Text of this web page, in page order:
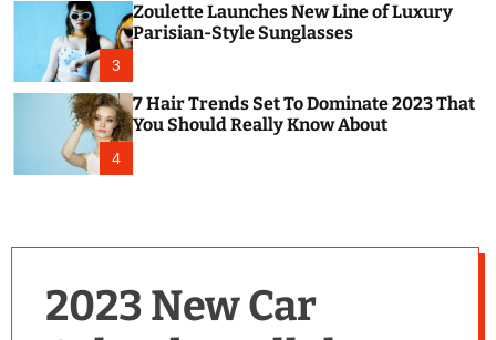
3
Zoulette Launches New Line of Luxury
Parisian-Style Sunglasses
4
7 Hair Trends Set To Dominate 2023 That
You Should Really Know About
2023 New Car